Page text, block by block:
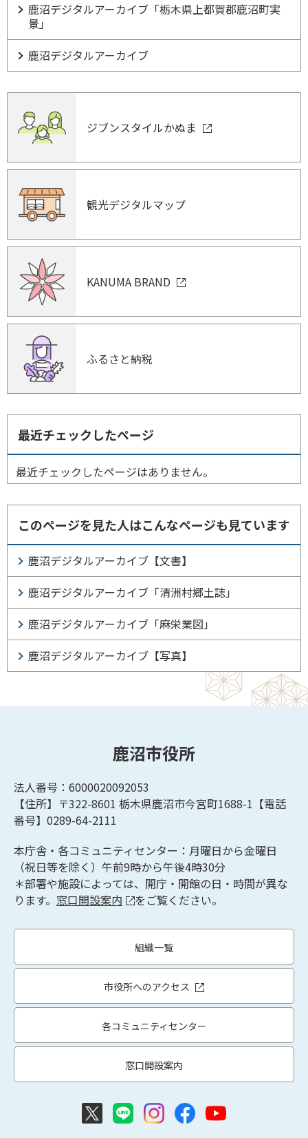
鹿沼デジタルアーカイブ「栃木県上都賀郡鹿沼町実
景」
鹿沼デジタルアーカイブ
ジブンスタイルかぬま
観光デジタルマップ
KANUMA BRAND
ふるさと納税
最近チェックしたページ
最近チェックしたページはありません。
このページを見た人はこんなページも見ています
鹿沼デジタルアーカイブ【文書】
鹿沼デジタルアーカイブ「清洲村郷土誌」
鹿沼デジタルアーカイブ「麻栄業図」
鹿沼デジタルアーカイブ【写真】
鹿沼市役所
法人番号：6000020092053
【住所】〒322-8601 栃木県鹿沼市今宮町1688-1【電話
番号】0289-64-2111
本庁舎・各コミュニティセンター：月曜日から金曜日
（祝日等を除く）午前9時から午後4時30分
＊部署や施設によっては、開庁・開館の日・時間が異な
ります。 窓口開設案内 をご覧ください。
組織一覧
市役所へのアクセス
各コミュニティセンター
窓口開設案内